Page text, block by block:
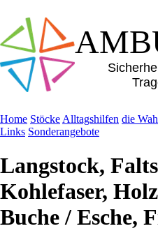
Home Stöcke Alltagshilfen die
Links Sonderangebote
Langstock,
Kohlefaser,
Buche / Esche,